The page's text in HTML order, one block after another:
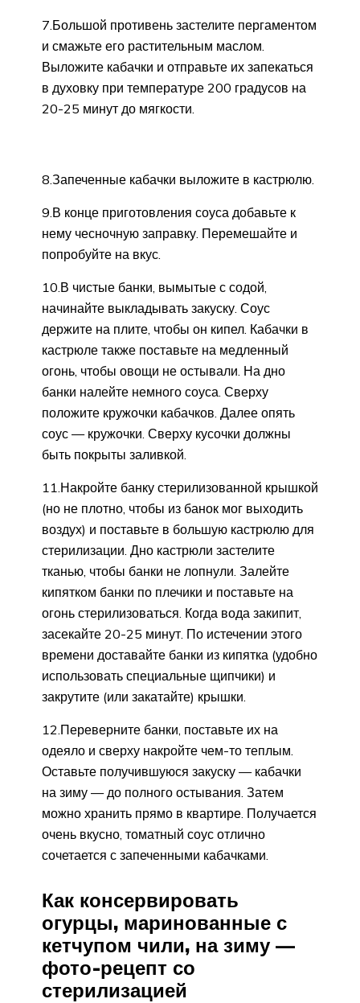
7.Большой противень застелите пергаментом
и смажьте его растительным маслом.
Выложите кабачки и отправьте их запекаться
в духовку при температуре 200 градусов на
20-25 минут до мягкости.
8.Запеченные кабачки выложите в кастрюлю.
9.В конце приготовления соуса добавьте к
нему чесночную заправку. Перемешайте и
попробуйте на вкус.
10.В чистые банки, вымытые с содой,
начинайте выкладывать закуску. Соус
держите на плите, чтобы он кипел. Кабачки в
кастрюле также поставьте на медленный
огонь, чтобы овощи не остывали. На дно
банки налейте немного соуса. Сверху
положите кружочки кабачков. Далее опять
соус — кружочки. Сверху кусочки должны
быть покрыты заливкой.
11.Накройте банку стерилизованной крышкой
(но не плотно, чтобы из банок мог выходить
воздух) и поставьте в большую кастрюлю для
стерилизации. Дно кастрюли застелите
тканью, чтобы банки не лопнули. Залейте
кипятком банки по плечики и поставьте на
огонь стерилизоваться. Когда вода закипит,
засекайте 20-25 минут. По истечении этого
времени доставайте банки из кипятка (удобно
использовать специальные щипчики) и
закрутите (или закатайте) крышки.
12.Переверните банки, поставьте их на
одеяло и сверху накройте чем-то теплым.
Оставьте получившуюся закуску — кабачки
на зиму — до полного остывания. Затем
можно хранить прямо в квартире. Получается
очень вкусно, томатный соус отлично
сочетается с запеченными кабачками.
Как консервировать
огурцы, маринованные с
кетчупом чили, на зиму —
фото-рецепт со
стерилизацией